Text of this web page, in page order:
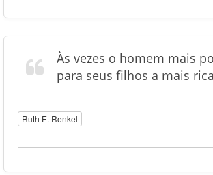
Às vezes o homem mais
para seus filhos a mais
Ruth E. Renkel